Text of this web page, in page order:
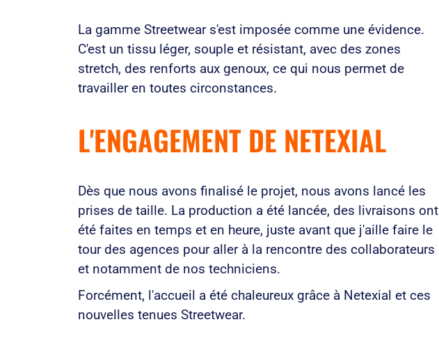
La gamme Streetwear s'est imposée comme une évidence.
C'est un tissu léger, souple et résistant, avec des zones
stretch, des renforts aux genoux, ce qui nous permet de
travailler en toutes circonstances.
L'ENGAGEMENT DE NETEXIAL
Dès que nous avons finalisé le projet, nous avons lancé les
prises de taille. La production a été lancée, des livraisons ont
été faites en temps et en heure, juste avant que j'aille faire le
tour des agences pour aller à la rencontre des collaborateurs
et notamment de nos techniciens.
Forcément, l'accueil a été chaleureux grâce à Netexial et ces
nouvelles tenues Streetwear.